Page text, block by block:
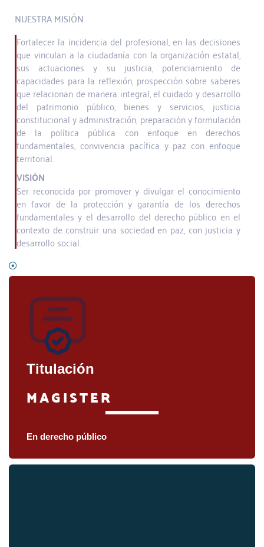
NUESTRA MISIÓN
Fortalecer la incidencia del profesional, en las decisiones
que vinculan a la ciudadanía con la organización estatal,
sus actuaciones y su justicia, potenciamiento de
capacidades para la reflexión, prospección sobre saberes
que relacionan de manera integral, el cuidado y desarrollo
del patrimonio público, bienes y servicios, justicia
constitucional y administración, preparación y formulación
de la política pública con enfoque en derechos
fundamentales, convivencia pacífica y paz con enfoque
territorial.
VISIÓN
Ser reconocida por promover y divulgar el conocimiento
en favor de la protección y garantía de los derechos
fundamentales y el desarrollo del derecho público en el
contexto de construir una sociedad en paz, con justicia y
desarrollo social.
Titulación
MAGISTER
En derecho público